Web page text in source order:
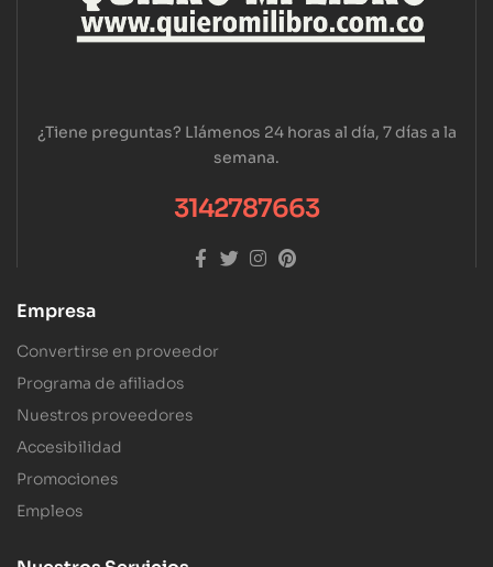
¿Tiene preguntas? Llámenos 24 horas al día, 7 días a la
semana.
3142787663
Empresa
Convertirse en proveedor
Programa de afiliados
Nuestros proveedores
Accesibilidad
Promociones
Empleos